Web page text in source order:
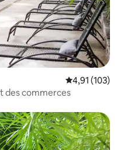
Note
4,91 (103)
des commerces